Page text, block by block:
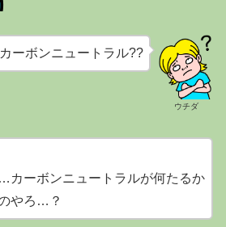
ウチダ
ーボンニュートラル??
ーボンニュートラルが何たるか
やろ…？